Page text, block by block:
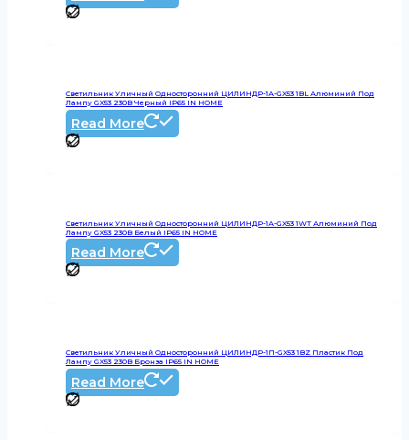
Светильник Уличный Односторонний ЦИЛИНДР-1А-GX53 1BL Алюминий Под
Лампу GX53 230B Черный IP65 IN HOME
Read More
Светильник Уличный Односторонний ЦИЛИНДР-1А-GX53 1WT Алюминий Под
Лампу GX53 230B Белый IP65 IN HOME
Read More
Светильник Уличный Односторонний ЦИЛИНДР-1П-GX53 1BZ Пластик Под
Лампу GX53 230B Бронза IP65 IN HOME
Read More